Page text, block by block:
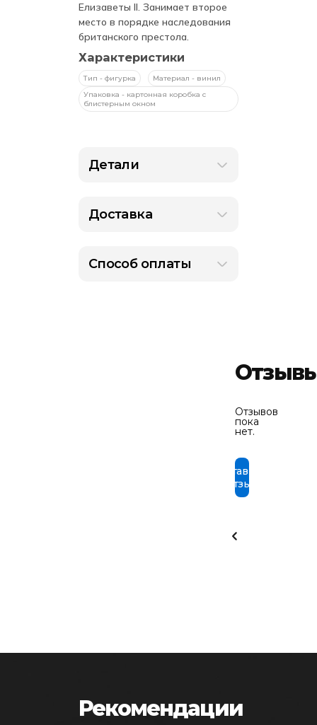
Елизаветы II. Занимает второе
место в порядке наследования
британского престола.
Характеристики
Тип - фигурка
Материал - винил
Упаковка - картонная коробка с
блистерным окном
Детали
Доставка
Способ оплаты
Отзывов
пока
нет.
Оставить
отзыв
Рекомендации